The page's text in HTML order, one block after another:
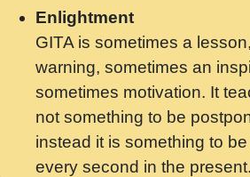
Maharaj.mp3
यह हसरत तलब ह नकज कमर
Talab Hai Bhav Pravah
लडल ज बल ल क ज न लग
7.9.2021 जवल नगर दलल
सख भ मझ पयर ह दख भ मझ पयर
Enlightment
GITA is sometimes a
warning, sometimes an
sometimes motivation. It
not something to be
instead it is something to
every second in the present.